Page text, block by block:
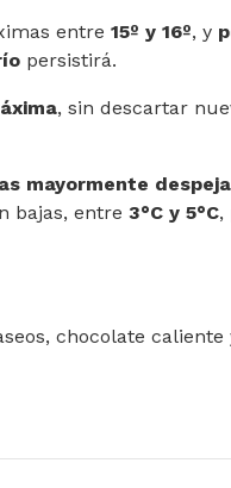
entre 15º y 16º, y
persistirá.
, sin descartar
mayormente
bajas, entre 3°C y 5°C,
chocolate caliente